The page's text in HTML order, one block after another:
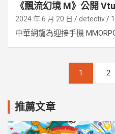
《飄流幻境 M》公開
2024 年 6 月 20 日 detectiv
中華網龍為迎接手機
分
頁
1 2
推薦文章